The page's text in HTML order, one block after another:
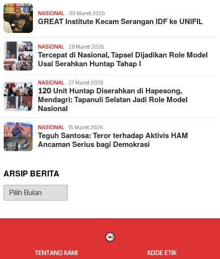
NASIONAL 30 Maret 2026
GREAT Institute Kecam Serangan IDF ke UNIFIL
NASIONAL 28 Maret 2026
Tercepat di Nasional, Tapsel Dijadikan Role Model
Usai Serahkan Huntap Tahap I
NASIONAL 27 Maret 2026
120 Unit Huntap Diserahkan di Hapesong,
Mendagri: Tapanuli Selatan Jadi Role Model
Nasional
NASIONAL 15 Maret 2026
Teguh Santosa: Teror terhadap Aktivis HAM
Ancaman Serius bagi Demokrasi
ARSIP BERITA
Arsip
Berita
TENTANG KAMI KODE ETIK